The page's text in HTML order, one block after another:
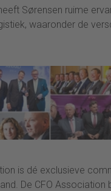
Sørensen ruime
waaronder de
is dé exclusieve
De CFO